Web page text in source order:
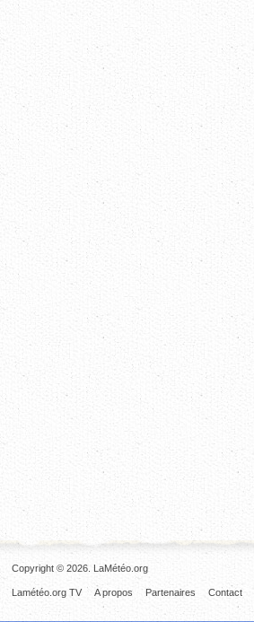
Copyright © 2026. LaMétéo.org
Contact
Partenaires
A propos
Lamétéo.org TV